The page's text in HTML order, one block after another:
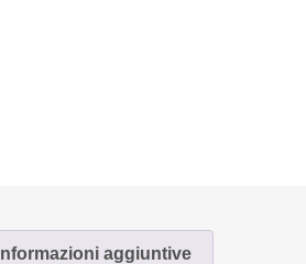
Informazioni aggiuntive